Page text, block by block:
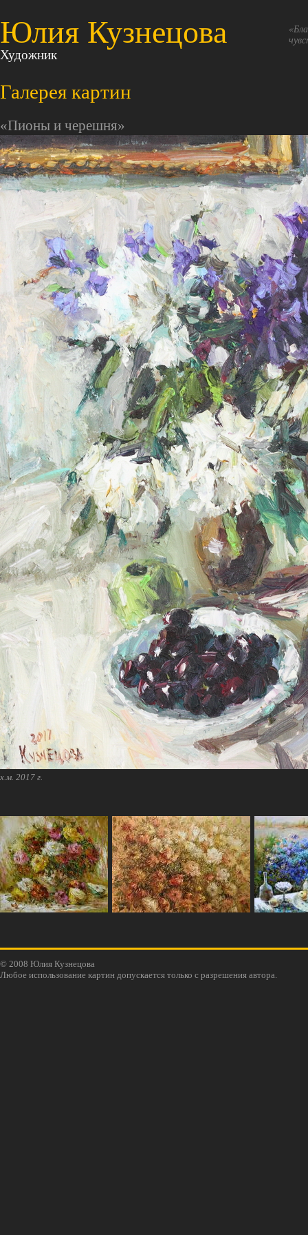
Юлия Кузнецова
Художник
Галерея картин
«Пионы и черешня»
х.м. 2017 г.
© 2008 Юлия Кузнецова
Любое использование картин допускается только с разрешения автора.